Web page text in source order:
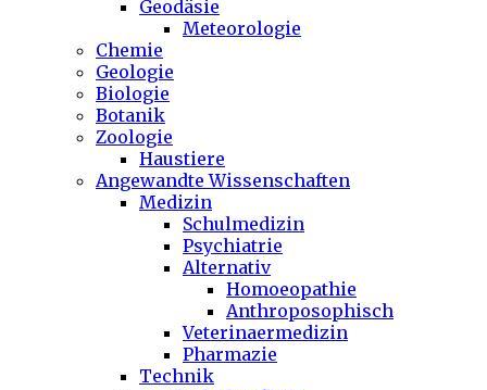
Geodäsie
Meteorologie
Chemie
Geologie
Biologie
Botanik
Zoologie
Haustiere
Angewandte Wissenschaften
Medizin
Schulmedizin
Psychiatrie
Alternativ
Homoeopathie
Anthroposophisch
Veterinaermedizin
Pharmazie
Technik